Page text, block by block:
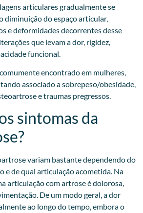
articulares gradualmente se
diminuição do espaço articular,
e deformidades decorrentes desse
que levam a dor, rigidez,
funcional.
encontrado em mulheres,
associado a sobrepeso/obesidade,
e traumas pregressos.​
sintomas da
variam bastante dependendo do
e de qual articulação acometida. Na
articulação com artrose é dolorosa,
De um modo geral, a dor
ao longo do tempo, embora o